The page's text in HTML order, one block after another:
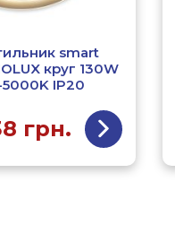
smart
круг 130W
IP20
грн.